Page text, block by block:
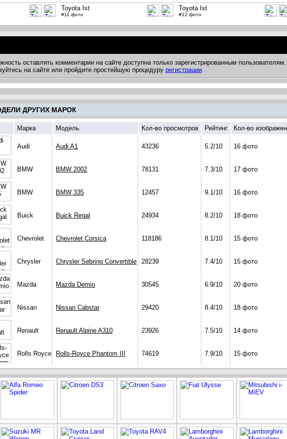
Toyota Ist
#11 фото
Toyota Ist
#12 фото
оставлять комментарии на сайте доступна только зарегистрированным пользователям.
на сайте или пройдите простейшую процедуру регистрации.
ДРУГИХ МАРОК
Марка Модель Кол-во просмотров Рейтинг Кол-во
Audi Audi A1 43236 5.2/10 16 фото
BMW BMW 2002 78131 7.3/10 17 фото
BMW BMW 335 12457 9.1/10 16 фото
Buick Buick Regal 24934 8.2/10 18 фото
Chevrolet Chevrolet Corsica 118186 8.1/10 15 фото
Chrysler Chrysler Sebring Convertible 28239 7.4/10 15 фото
Mazda Mazda Demio 30545 6.9/10 20 фото
Nissan Nissan Cabstar 29420 8.4/10 18 фото
Renault Renault Alpine A310 23926 7.5/10 14 фото
Rolls Royce Rolls-Royce Phantom III 74619 7.9/10 15 фото